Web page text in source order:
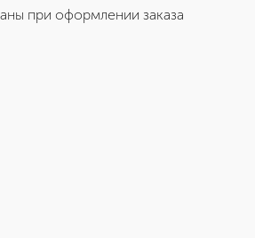
при оформлении заказа